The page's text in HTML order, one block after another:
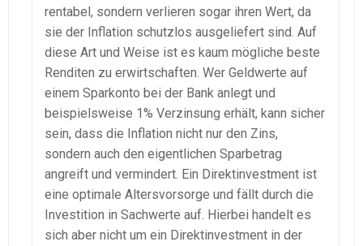
rentabel, sondern verlieren sogar ihren Wert, da
sie der Inflation schutzlos ausgeliefert sind. Auf
diese Art und Weise ist es kaum mögliche beste
Renditen zu erwirtschaften. Wer Geldwerte auf
einem Sparkonto bei der Bank anlegt und
beispielsweise 1% Verzinsung erhält, kann sicher
sein, dass die Inflation nicht nur den Zins,
sondern auch den eigentlichen Sparbetrag
angreift und vermindert. Ein Direktinvestment ist
eine optimale Altersvorsorge und fällt durch die
Investition in Sachwerte auf. Hierbei handelt es
sich aber nicht um ein Direktinvestment in der